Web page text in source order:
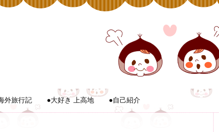
外旅行記 ●大好き 上高地 ●自己紹介